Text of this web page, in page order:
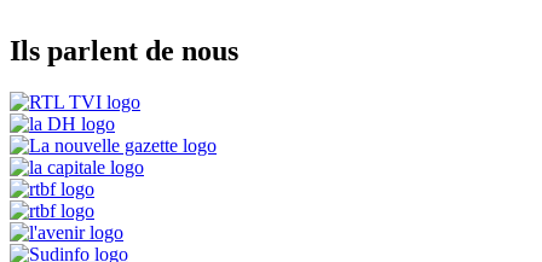
Ils parlent de nous